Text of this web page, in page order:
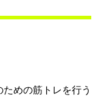
めの筋トレを行う